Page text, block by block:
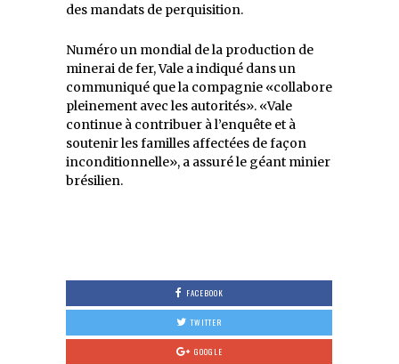
des mandats de perquisition.
Numéro un mondial de la production de
minerai de fer, Vale a indiqué dans un
communiqué que la compagnie «collabore
pleinement avec les autorités». «Vale
continue à contribuer à l’enquête et à
soutenir les familles affectées de façon
inconditionnelle», a assuré le géant minier
brésilien.
FACEBOOK
TWITTER
GOOGLE